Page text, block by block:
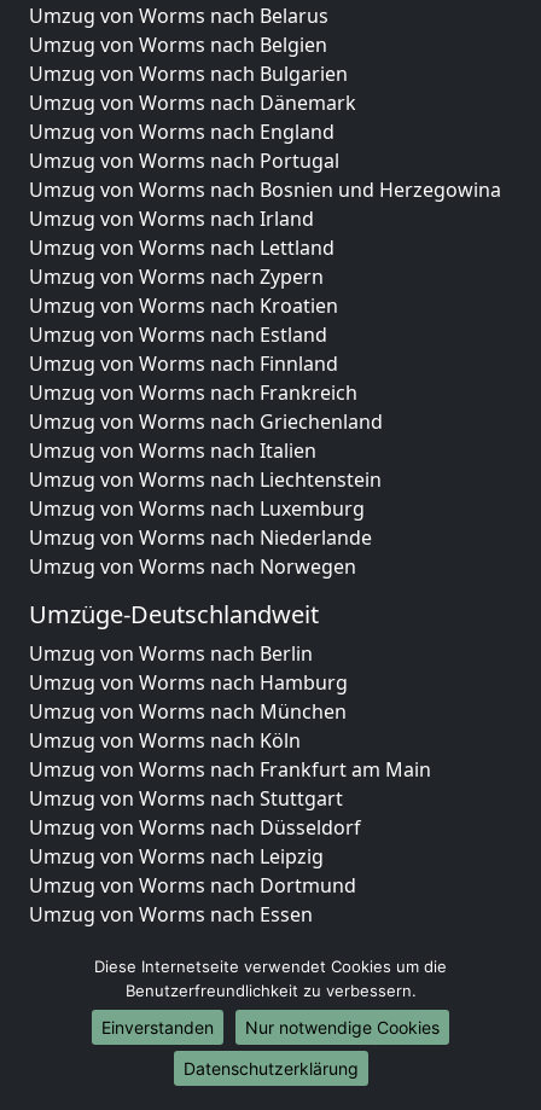
Umzug von Worms nach Belarus
Umzug von Worms nach Belgien
Umzug von Worms nach Bulgarien
Umzug von Worms nach Dänemark
Umzug von Worms nach England
Umzug von Worms nach Portugal
Umzug von Worms nach Bosnien und Herzegowina
Umzug von Worms nach Irland
Umzug von Worms nach Lettland
Umzug von Worms nach Zypern
Umzug von Worms nach Kroatien
Umzug von Worms nach Estland
Umzug von Worms nach Finnland
Umzug von Worms nach Frankreich
Umzug von Worms nach Griechenland
Umzug von Worms nach Italien
Umzug von Worms nach Liechtenstein
Umzug von Worms nach Luxemburg
Umzug von Worms nach Niederlande
Umzug von Worms nach Norwegen
Umzüge-Deutschlandweit
Umzug von Worms nach Berlin
Umzug von Worms nach Hamburg
Umzug von Worms nach München
Umzug von Worms nach Köln
Umzug von Worms nach Frankfurt am Main
Umzug von Worms nach Stuttgart
Umzug von Worms nach Düsseldorf
Umzug von Worms nach Leipzig
Umzug von Worms nach Dortmund
Umzug von Worms nach Essen
Umzug von Worms nach Dresden
Umzug von Worms nach Hannover
Umzug von Worms nach Nürnberg
Umzug von Worms nach Duisburg
Umzug von Worms nach Bochum
Diese Internetseite verwendet Cookies um die
Benutzerfreundlichkeit zu verbessern.
Einverstanden
Nur notwendige Cookies
Datenschutzerklärung